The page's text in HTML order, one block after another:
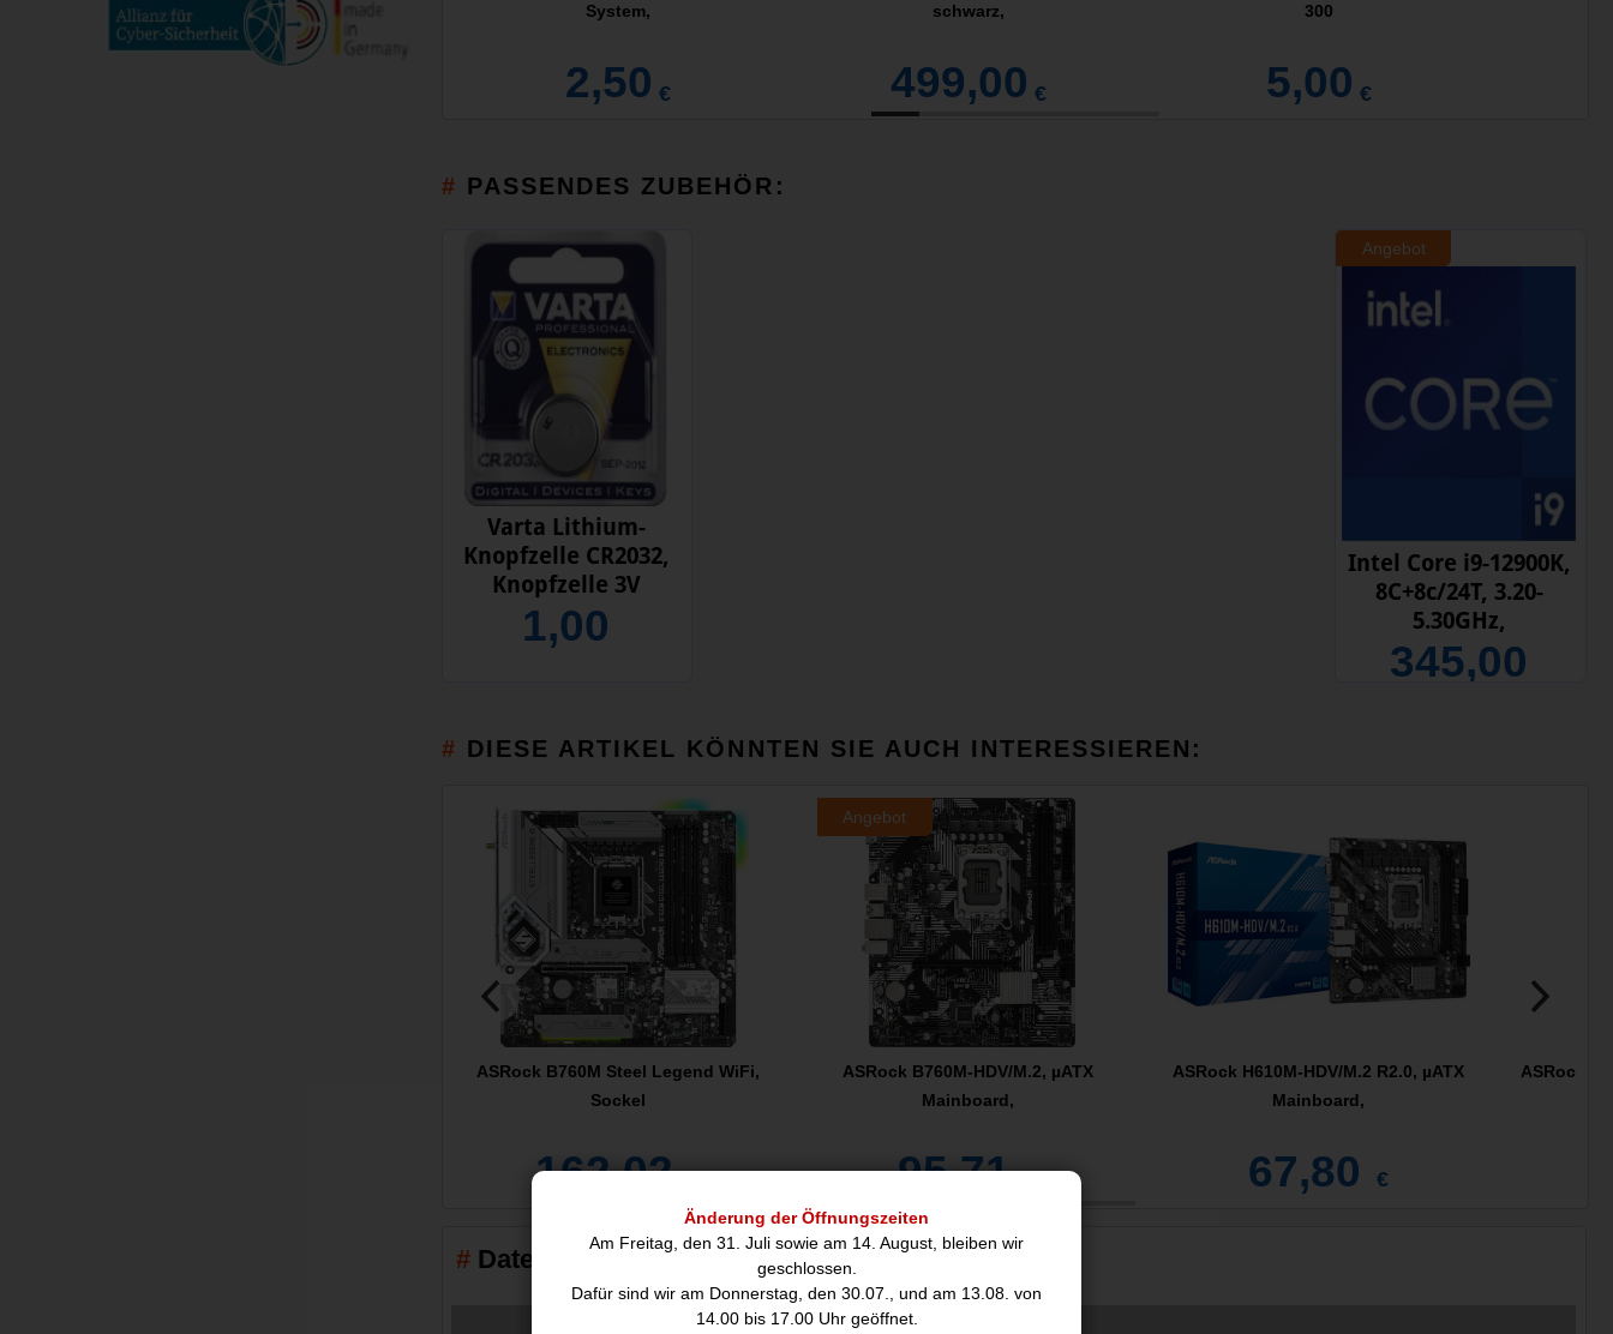
Änderung der Öffnungszeiten
Am Freitag, den 31. Juli sowie am 14. August, bleiben wir
geschlossen.
Dafür sind wir am Donnerstag, den 30.07., und am 13.08. von
14.00 bis 17.00 Uhr geöffnet.
System,
2,50 €
schwarz,
499,00 €
300
5,00 €
PASSENDES ZUBEHÖR:
Varta Lithium-
Knopfzelle CR2032,
Knopfzelle 3V
1,00
Angebot
Intel Core i9-12900K,
8C+8c/24T, 3.20-
5.30GHz,
345,00
DIESE ARTIKEL KÖNNTEN SIE AUCH INTERESSIEREN:
ASRock B760M Steel Legend WiFi,
Sockel
162,02 €
Angebot
ASRock B760M-HDV/M.2, µATX
Mainboard,
95,71 €
ASRock H610M-HDV/M.2 R2.0, µATX
Mainboard,
67,80 €
ASRock
Datenblatt